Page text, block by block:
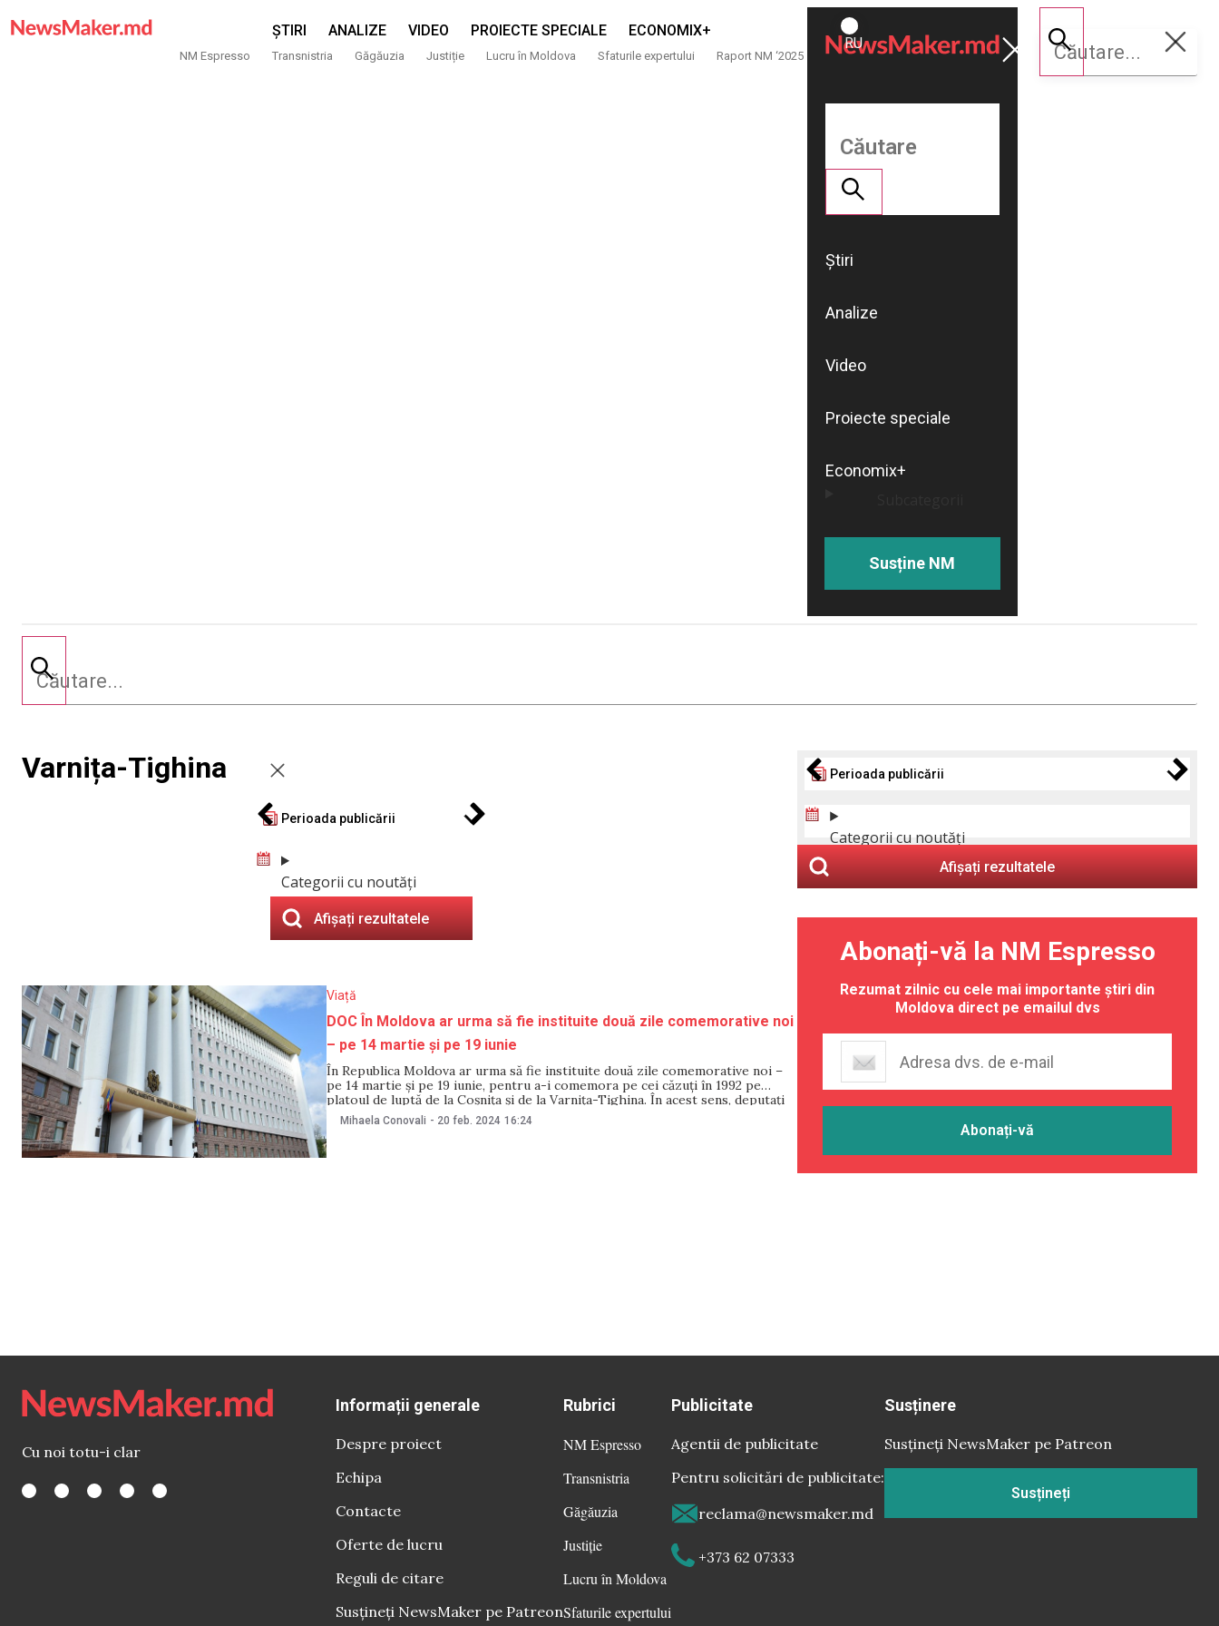
ȘTIRI ANALIZE VIDEO PROIECTE SPECIALE ECONOMIX+
NM Espresso Transnistria Găgăuzia Justiție Lucru în Moldova Sfaturile expertului Raport NM ‘2025
ROMÂNĂ
RU
Susține
NM
Știri
Analize
Video
Proiecte speciale
Economix+
Susține NM
Varnița-Tighina
Perioada publicării
Categorii cu noutăți
Afișați rezultatele
Viață
DOC În Moldova ar urma să fie instituite două zile comemorative noi
– pe 14 martie și pe 19 iunie
În Republica Moldova ar urma să fie instituite două zile comemorative noi –
pe 14 martie și pe 19 iunie, pentru a-i comemora pe cei căzuți în 1992 pe
platoul de luptă de la Coșnița și de la Varnița-Tighina. În acest sens, deputați
ai Partidului de guvernare Acțiune și Solidaritate
Mihaela Conovali - 20 feb. 2024 16:24
Perioada publicării
Categorii cu noutăți
Afișați rezultatele
Abonați-vă la NM Espresso
Rezumat zilnic cu cele mai importante știri din
Moldova direct pe emailul dvs
Cu noi totu-i clar
Informații generale
Despre proiect
Echipa
Contacte
Oferte de lucru
Reguli de citare
Susțineți NewsMaker pe Patreon
Rubrici
NM Espresso
Transnistria
Găgăuzia
Justiție
Lucru în Moldova
Sfaturile expertului
Publicitate
Agentii de publicitate
Pentru solicitări de publicitate:
reclama@newsmaker.md
+373 62 07333
Susținere
Susțineți NewsMaker pe Patreon
Susțineți